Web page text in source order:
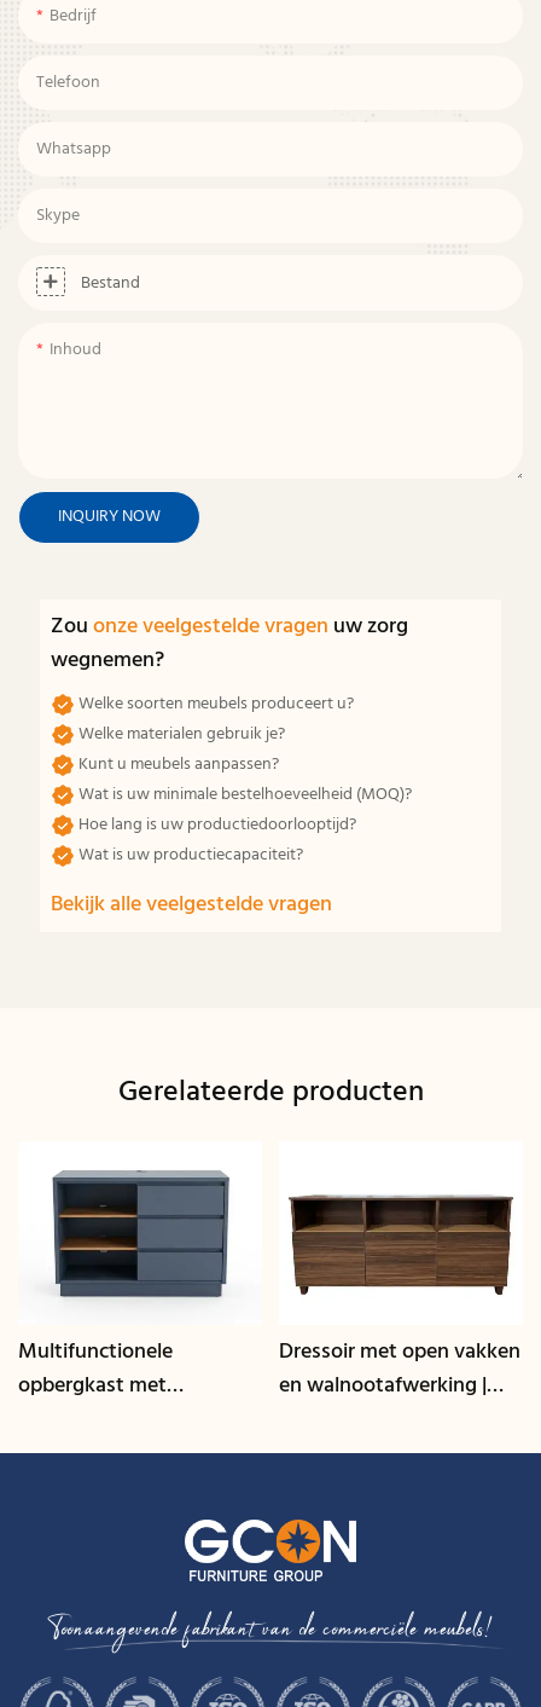
Bedrijf
Telefoon
Whatsapp
Skype
Bestand
Inhoud
INQUIRY NOW
Zouonze veelgestelde vragen uw zorg
wegnemen?
Welke soorten meubels produceert u?
Welke materialen gebruik je?
Kunt u meubels aanpassen?
Wat is uw minimale bestelhoeveelheid (MOQ)?
Hoe lang is uw productiedoorlooptijd?
Wat is uw productiecapaciteit?
Bekijk alle veelgestelde vragen
Gerelateerde producten
Multifunctionele
opbergkast met
25-L - GCON
Dressoir met open vakken
en walnootafwerking |
Toonaangevende fabrikant van de commerciële meubels!